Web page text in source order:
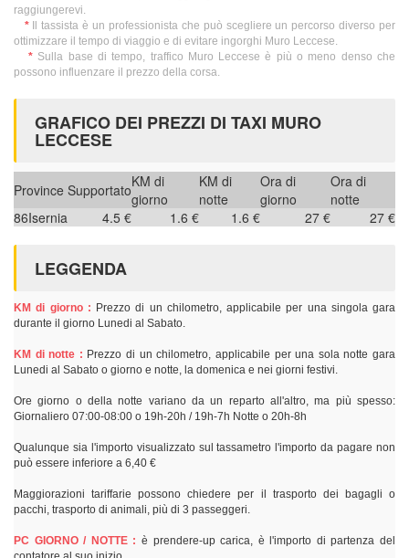
raggiungerevi.
*Il tassista è un professionista che può scegliere un percorso diverso per
ottimizzare il tempo di viaggio e di evitare ingorghi Muro Leccese.
*Sulla base di tempo, traffico Muro Leccese è più o meno denso che
possono influenzare il prezzo della corsa.
GRAFICO DEI PREZZI DI TAXI MURO
LECCESE
Province SupportatoKM di
giorno
KM di
notte
Ora di
giorno
Ora di
notte
86Isernia 4.5 € 1.6 € 1.6 € 27 € 27 €
LEGGENDA
KM di giorno : Prezzo di un chilometro, applicabile per una singola gara
durante il giorno Lunedi al Sabato.
KM di notte : Prezzo di un chilometro, applicabile per una sola notte gara
Lunedi al Sabato o giorno e notte, la domenica e nei giorni festivi.
Ore giorno o della notte variano da un reparto all'altro, ma più spesso:
Giornaliero 07:00-08:00 o 19h-20h / 19h-7h Notte o 20h-8h
Qualunque sia l'importo visualizzato sul tassametro l'importo da pagare non
può essere inferiore a 6,40 €
Maggiorazioni tariffarie possono chiedere per il trasporto dei bagagli o
pacchi, trasporto di animali, più di 3 passeggeri.
PC GIORNO / NOTTE : è prendere-up carica, è l'importo di partenza del